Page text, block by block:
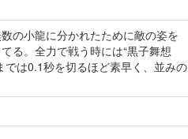
の小龍に分かれたために敵の姿を
る。全力で戦う時には“黒子舞想
は0.1秒を切るほど素早く、並みの